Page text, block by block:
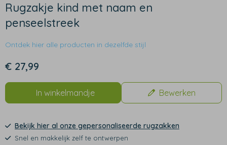
Rugzakje kind met naam en
penseelstreek
Ontdek hier alle producten in dezelfde stijl
€ 27,99
In winkelmandje Bewerken
Bekijk hier al onze gepersonaliseerde rugzakken
Snel en makkelijk zelf te ontwerpen